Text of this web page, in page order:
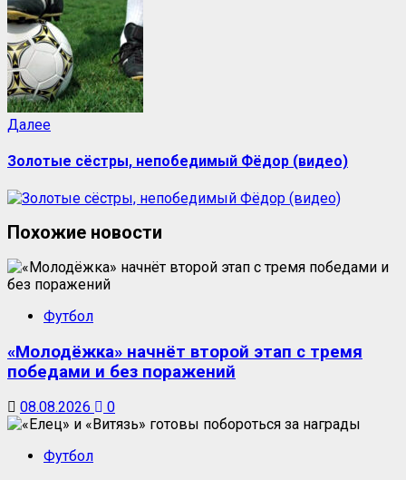
Далее
Золотые сёстры, непобедимый Фёдор (видео)
Похожие новости
Футбол
«Молодёжка» начнёт второй этап с тремя
победами и без поражений
08.08.2026 0
Футбол